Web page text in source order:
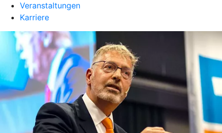
Veranstaltungen
Karriere